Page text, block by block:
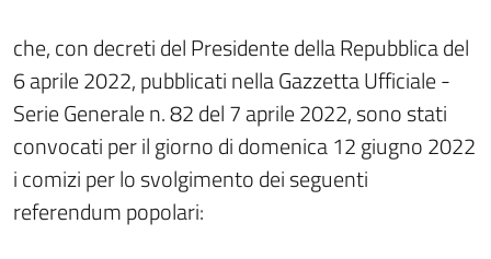
che, con decreti del Presidente della Repubblica del
6 aprile 2022, pubblicati nella Gazzetta Ufficiale -
Serie Generale n. 82 del 7 aprile 2022, sono stati
convocati per il giorno di domenica 12 giugno 2022
i comizi per lo svolgimento dei seguenti
referendum popolari: